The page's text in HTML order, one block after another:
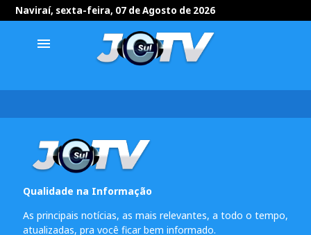
Naviraí, sexta-feira, 07 de Agosto de 2026
menu
Qualidade na Informação
As principais notícias, as mais relevantes, a todo o tempo,
atualizadas, pra você ficar bem informado.